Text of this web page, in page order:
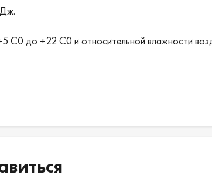
С0 до +22 С0 и относительной влажности